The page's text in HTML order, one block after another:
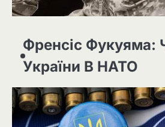
Френсіс Фукуяма:
України В НАТО